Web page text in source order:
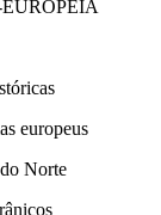
europeus
Norte